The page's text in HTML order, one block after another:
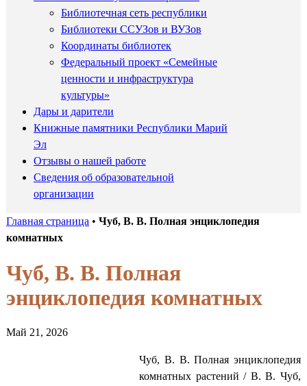
Библиотечная сеть республики
Библиотеки ССУЗов и ВУЗов
Координаты библиотек
Федеральный проект «Семейные
ценности и инфраструктура
культуры»
Дары и дарители
Книжные памятники Республики Марий
Эл
Отзывы о нашей работе
Сведения об образовательной
организации
Главная страница • Чуб, В. В. Полная энциклопедия
комнатных
Чуб, В. В. Полная
энциклопедия комнатных
Май 21, 2026
Чуб, В. В. Полная энциклопедия
комнатных растений / В. В. Чуб,